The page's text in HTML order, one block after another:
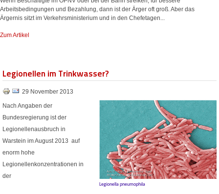
Arbeitsbedingungen und Bezahlung, dann ist der Ärger oft groß. Aber das
Ärgernis sitzt im Verkehrsministerium und in den Chefetagen...
Zum Artikel
Legionellen im Trinkwasser?
29 November 2013
Legionella pneumophila
Nach Angaben der
Bundesregierung ist der
Legionellenausbruch in
Warstein im August 2013 auf
enorm hohe
Legionellenkonzentrationen in
der